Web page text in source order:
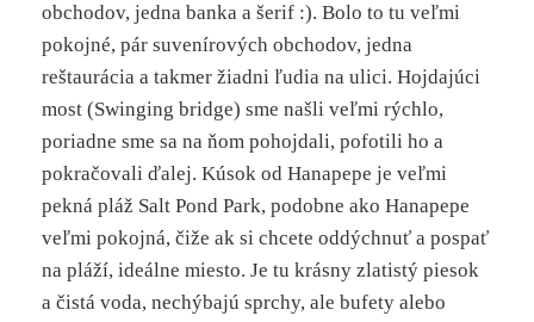
obchodov, jedna banka a šerif :). Bolo to tu veľmi
pokojné, pár suvenírových obchodov, jedna
reštaurácia a takmer žiadni ľudia na ulici. Hojdajúci
most (Swinging bridge) sme našli veľmi rýchlo,
poriadne sme sa na ňom pohojdali, pofotili ho a
pokračovali ďalej. Kúsok od Hanapepe je veľmi
pekná pláž Salt Pond Park, podobne ako Hanapepe
veľmi pokojná, čiže ak si chcete oddýchnuť a pospať
na pláží, ideálne miesto. Je tu krásny zlatistý piesok
a čistá voda, nechýbajú sprchy, ale bufety alebo